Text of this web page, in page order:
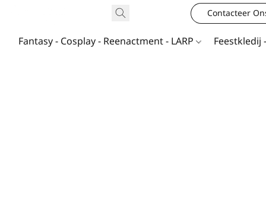
Contacteer
Fantasy - Cosplay - Reenactment - LARP Feestkledij